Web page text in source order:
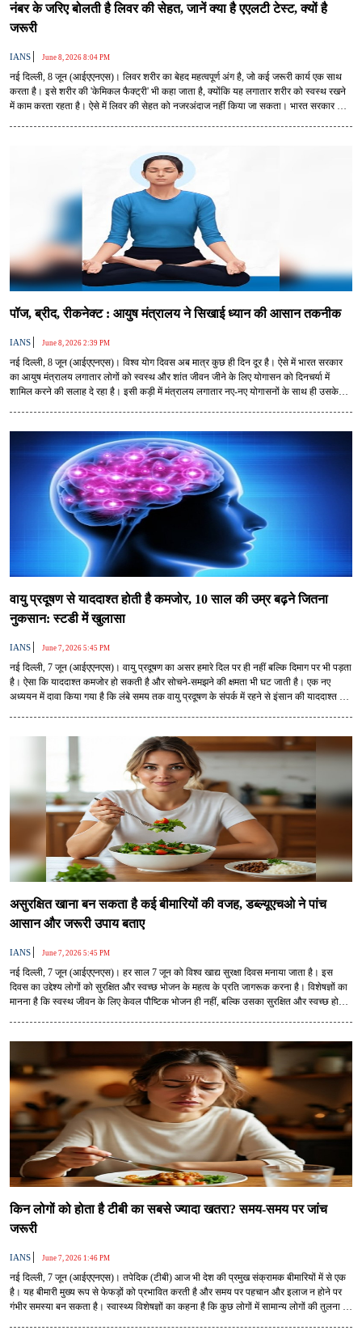
नंबर के जरिए बोलती है लिवर की सेहत, जानें क्या है एएलटी टेस्ट, क्यों है
जरूरी
IANS | June 8, 2026 8:04 PM
नई दिल्ली, 8 जून (आईएएनएस)। लिवर शरीर का बेहद महत्वपूर्ण अंग है, जो कई जरूरी कार्य एक साथ
करता है। इसे शरीर की 'केमिकल फैक्ट्री' भी कहा जाता है, क्योंकि यह लगातार शरीर को स्वस्थ रखने
में काम करता रहता है। ऐसे में लिवर की सेहत को नजरअंदाज नहीं किया जा सकता। भारत सरकार का
पॉज, ब्रीद, रीकनेक्ट : आयुष मंत्रालय ने सिखाई ध्यान की आसान तकनीक
IANS | June 8, 2026 2:39 PM
नई दिल्ली, 8 जून (आईएएनएस)। विश्व योग दिवस अब मात्र कुछ ही दिन दूर है। ऐसे में भारत सरकार
का आयुष मंत्रालय लगातार लोगों को स्वस्थ और शांत जीवन जीने के लिए योगासन को दिनचर्या में
शामिल करने की सलाह दे रहा है। इसी कड़ी में मंत्रालय लगातार नए-नए योगासनों के साथ ही उसके
वायु प्रदूषण से याददाश्त होती है कमजोर, 10 साल की उम्र बढ़ने जितना
नुकसान: स्टडी में खुलासा
IANS | June 7, 2026 5:45 PM
नई दिल्ली, 7 जून (आईएएनएस)। वायु प्रदूषण का असर हमारे दिल पर ही नहीं बल्कि दिमाग पर भी पड़ता
है। ऐसा कि याददाश्त कमजोर हो सकती है और सोचने-समझने की क्षमता भी घट जाती है। एक नए
अध्ययन में दावा किया गया है कि लंबे समय तक वायु प्रदूषण के संपर्क में रहने से इंसान की याददाश्त और
असुरक्षित खाना बन सकता है कई बीमारियों की वजह, डब्ल्यूएचओ ने पांच
आसान और जरूरी उपाय बताए
IANS | June 7, 2026 5:45 PM
नई दिल्ली, 7 जून (आईएएनएस)। हर साल 7 जून को विश्व खाद्य सुरक्षा दिवस मनाया जाता है। इस
दिवस का उद्देश्य लोगों को सुरक्षित और स्वच्छ भोजन के महत्व के प्रति जागरूक करना है। विशेषज्ञों का
मानना है कि स्वस्थ जीवन के लिए केवल पौष्टिक भोजन ही नहीं, बल्कि उसका सुरक्षित और स्वच्छ होना
किन लोगों को होता है टीबी का सबसे ज्यादा खतरा? समय-समय पर जांच
जरूरी
IANS | June 7, 2026 1:46 PM
नई दिल्ली, 7 जून (आईएएनएस)। तपेदिक (टीबी) आज भी देश की प्रमुख संक्रामक बीमारियों में से एक
है। यह बीमारी मुख्य रूप से फेफड़ों को प्रभावित करती है और समय पर पहचान और इलाज न होने पर
गंभीर समस्या बन सकता है। स्वास्थ्य विशेषज्ञों का कहना है कि कुछ लोगों में सामान्य लोगों की तुलना में